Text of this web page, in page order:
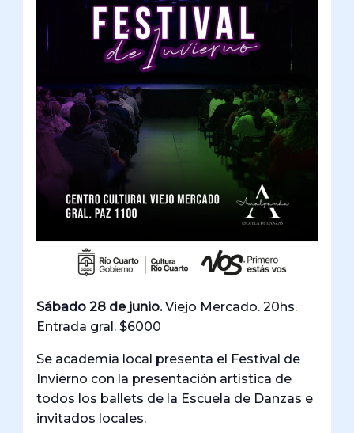
Sábado 28 de junio.Viejo Mercado. 20hs.
Entrada gral. $6000
Se academia local presenta el Festival de
Invierno con la presentación artística de
todos los ballets de la Escuela de Danzas e
invitados locales.